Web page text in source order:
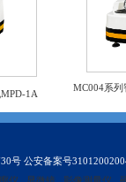
1A
MC004系
号 公安备案号